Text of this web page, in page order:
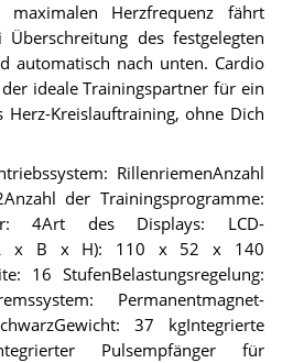
maximalen Herzfrequenz fährt
des festgelegten
automatisch nach unten. Cardio
ideale Trainingspartner für ein
Herz-Kreislauftraining, ohne Dich
RillenriemenAnzahl
der Trainingsprogramme:
4Art des Displays: LCD-
(L x B x H): 110 x 52 x 140
16 StufenBelastungsregelung:
Permanentmagnet-
37 kgIntegrierte
Pulsempfänger für